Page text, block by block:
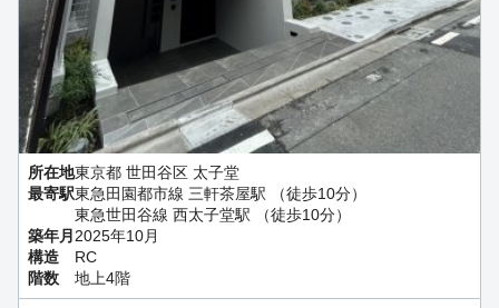
所在地東京都 世田谷区 太子堂
最寄駅東急田園都市線 三軒茶屋駅 （徒歩10分）
東急世田谷線 西太子堂駅 （徒歩10分）
築年月 2025年10月
構造
RC
階数
地上4階